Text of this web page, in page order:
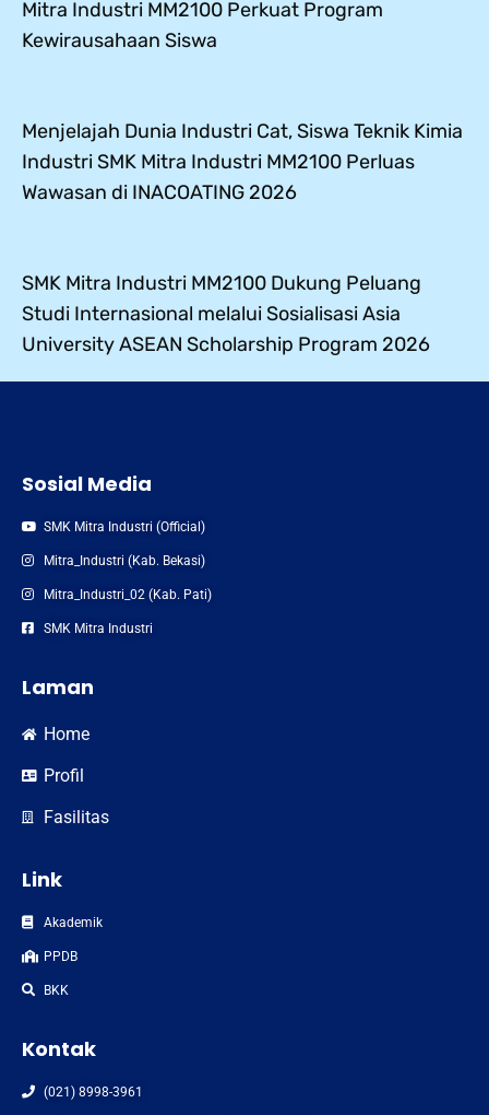
Mitra Industri MM2100 Perkuat Program
Kewirausahaan Siswa
Menjelajah Dunia Industri Cat, Siswa Teknik Kimia
Industri SMK Mitra Industri MM2100 Perluas
Wawasan di INACOATING 2026
SMK Mitra Industri MM2100 Dukung Peluang
Studi Internasional melalui Sosialisasi Asia
University ASEAN Scholarship Program 2026
Sosial Media
SMK Mitra Industri (Official)
Mitra_Industri (Kab. Bekasi)
Mitra_Industri_02 (Kab. Pati)
SMK Mitra Industri
Laman
Home
Profil
Fasilitas
Link
Akademik
PPDB
BKK
Kontak
(021) 8998-3961